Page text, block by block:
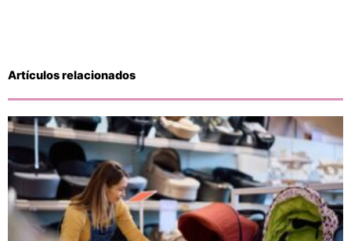
Artículos relacionados